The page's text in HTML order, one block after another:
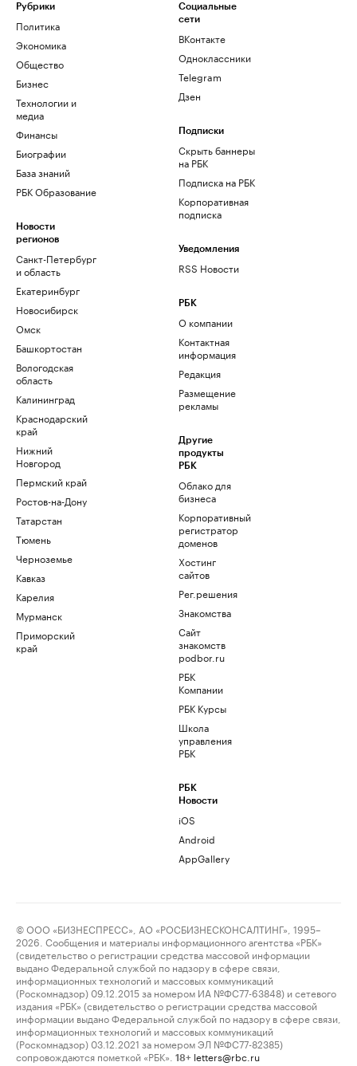
Рубрики
Политика
Экономика
Общество
Бизнес
Технологии и
медиа
Финансы
Биографии
База знаний
РБК Образование
Новости
регионов
Санкт-Петербург
и область
Екатеринбург
Новосибирск
Омск
Башкортостан
Вологодская
область
Калининград
Краснодарский
край
Нижний
Новгород
Пермский край
Ростов-на-Дону
Татарстан
Тюмень
Черноземье
Кавказ
Карелия
Мурманск
Приморский
край
Социальные
сети
ВКонтакте
Одноклассники
Telegram
Дзен
Подписки
Скрыть баннеры
на РБК
Подписка на РБК
Корпоративная
подписка
Уведомления
RSS Новости
РБК
О компании
Контактная
информация
Редакция
Размещение
рекламы
Другие
продукты
РБК
Облако для
бизнеса
Корпоративный
регистратор
доменов
Хостинг
сайтов
Рег.решения
Знакомства
Сайт
знакомств
podbor.ru
РБК
Компании
РБК Курсы
Школа
управления
РБК
РБК
Новости
iOS
Android
AppGallery
© ООО «БИЗНЕСПРЕСС», АО «РОСБИЗНЕСКОНСАЛТИНГ», 1995–
2026. Сообщения и материалы информационного агентства «РБК»
(свидетельство о регистрации средства массовой информации
выдано Федеральной службой по надзору в сфере связи,
информационных технологий и массовых коммуникаций
(Роскомнадзор) 09.12.2015 за номером ИА №ФС77-63848) и сетевого
издания «РБК» (свидетельство о регистрации средства массовой
информации выдано Федеральной службой по надзору в сфере связи,
информационных технологий и массовых коммуникаций
(Роскомнадзор) 03.12.2021 за номером ЭЛ №ФС77-82385)
сопровождаются пометкой «РБК».
18+ letters@rbc.ru